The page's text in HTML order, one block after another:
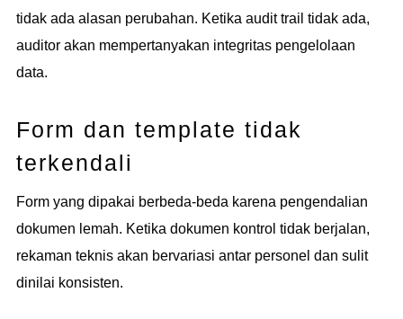
tidak ada alasan perubahan. Ketika audit trail tidak ada,
auditor akan mempertanyakan integritas pengelolaan
data.
Form dan template tidak
terkendali
Form yang dipakai berbeda-beda karena pengendalian
dokumen lemah. Ketika dokumen kontrol tidak berjalan,
rekaman teknis akan bervariasi antar personel dan sulit
dinilai konsisten.